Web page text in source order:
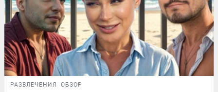
РАЗВЛЕЧЕНИЯ ОБЗОР